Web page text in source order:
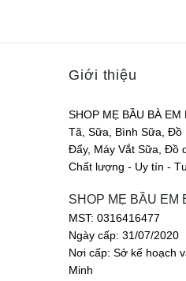
Giới thiệu
SHOP MẸ BẦU BÀ
Tã, Sữa, Bình Sữa, Đồ
Đẩy, Máy Vắt Sữa, Đồ
Chất lượng - Uy tín -
SHOP MẸ BẦU EM
MST: 0316416477
Ngày cấp: 31/07/2020
Nơi cấp: Sở kế hoạch
Minh